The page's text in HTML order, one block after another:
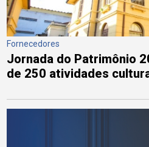
Fornecedores
Jornada do Patrimônio
de 250 atividades